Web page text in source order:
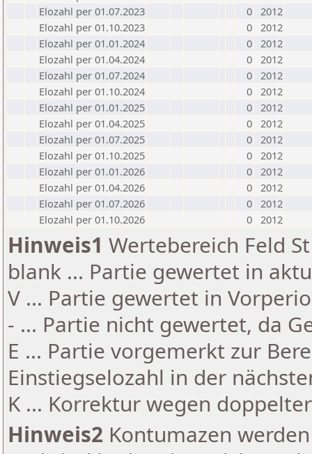
Elozahl per 01.07.2023
0 2012
Elozahl per 01.10.2023
0 2012
Elozahl per 01.01.2024
0 2012
Elozahl per 01.04.2024
0 2012
Elozahl per 01.07.2024
0 2012
Elozahl per 01.10.2024
0 2012
Elozahl per 01.01.2025
0 2012
Elozahl per 01.04.2025
0 2012
Elozahl per 01.07.2025
0 2012
Elozahl per 01.10.2025
0 2012
Elozahl per 01.01.2026
0 2012
Elozahl per 01.04.2026
0 2012
Elozahl per 01.07.2026
0 2012
Elozahl per 01.10.2026
0 2012
Hinweis1 Wertebereich Feld
blank ... Partie gewertet in
V ... Partie gewertet in
- ... Partie nicht gewertet, da
E ... Partie vorgemerkt zur
Einstiegselozahl in der
K ... Korrektur wegen
Hinweis2 Kontumazen